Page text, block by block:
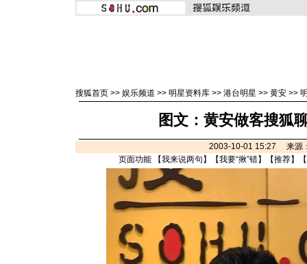
搜狐首页 >> 娱乐频道 >> 明星资料库 >> 港台明星 >> 黄安 >>
图文：黄安做客搜狐
2003-10-01 15:27 来源
页面功能 【我来说两句 】【我要“揪”错】【推荐】